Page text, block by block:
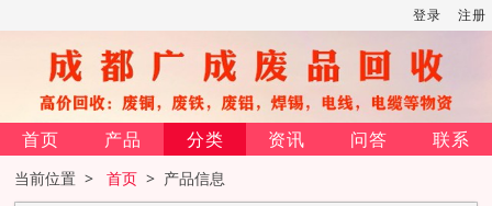
登录 注册
首页 产品 分类 资讯 问答 联系
当前位置 >首页 > 产品信息